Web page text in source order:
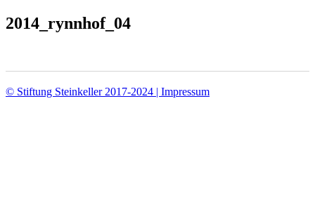
2014_rynnhof_04
© Stiftung Steinkeller 2017-2024 | Impressum